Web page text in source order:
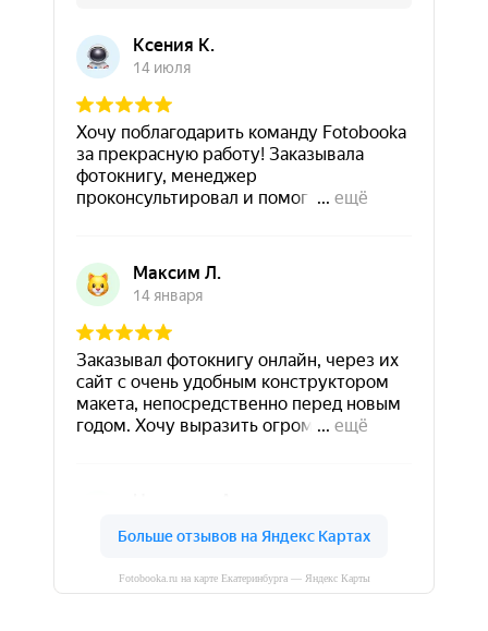
Fotobooka.ru на карте Екатеринбурга — Яндекс Карты